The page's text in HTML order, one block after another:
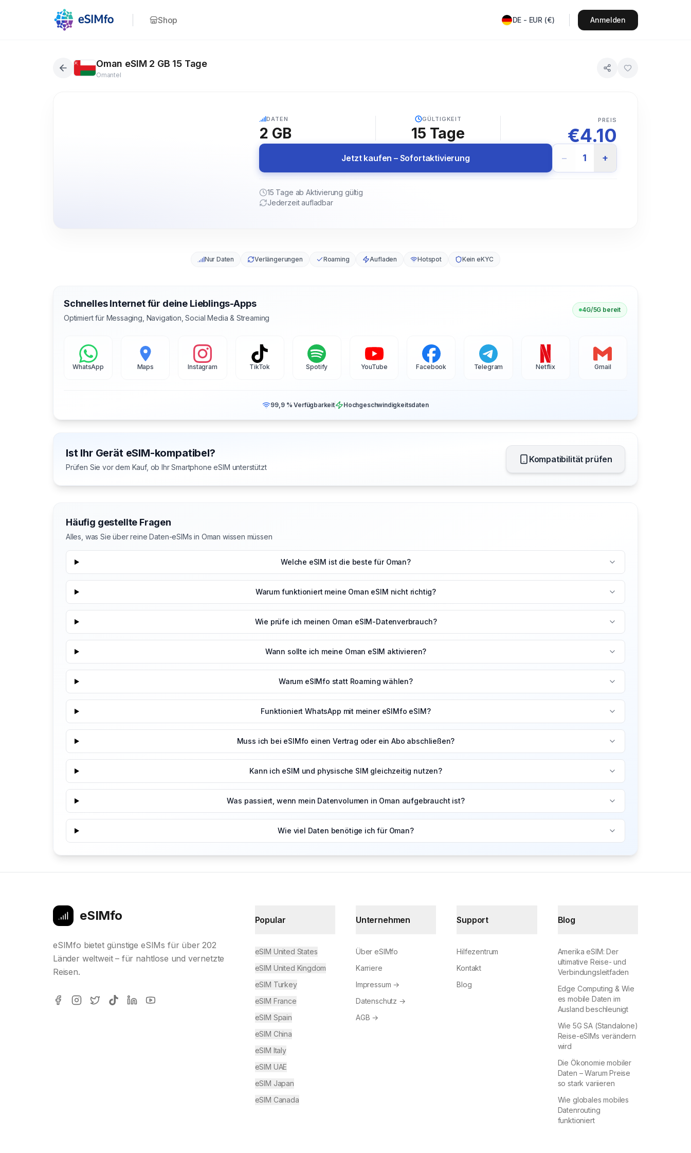
Shop DE - EUR (€) Anmelden
Oman eSIM 2 GB 15 Tage
Omantel
DATEN
2 GB
GÜLTIGKEIT
15 Tage
PREIS
€4.10
Jetzt kaufen – Sofortaktivierung − 1 +
15 Tage ab Aktivierung gültig
Jederzeit aufladbar
Nur Daten Verlängerungen Roaming Aufladen Hotspot Kein eKYC
Schnelles Internet für deine Lieblings-Apps
Optimiert für Messaging, Navigation, Social Media & Streaming
4G/5G bereit
WhatsApp Maps Instagram TikTok Spotify YouTube Facebook Telegram Netflix Gmail
99,9 % Verfügbarkeit Hochgeschwindigkeitsdaten
Ist Ihr Gerät eSIM-kompatibel?
Prüfen Sie vor dem Kauf, ob Ihr Smartphone eSIM unterstützt
Kompatibilität prüfen
Häufig gestellte Fragen
Alles, was Sie über reine Daten-eSIMs in Oman wissen müssen
Welche eSIM ist die beste für Oman?
Warum funktioniert meine Oman eSIM nicht richtig?
Wie prüfe ich meinen Oman eSIM-Datenverbrauch?
Wann sollte ich meine Oman eSIM aktivieren?
Warum eSIMfo statt Roaming wählen?
Funktioniert WhatsApp mit meiner eSIMfo eSIM?
Muss ich bei eSIMfo einen Vertrag oder ein Abo abschließen?
Kann ich eSIM und physische SIM gleichzeitig nutzen?
Was passiert, wenn mein Datenvolumen in Oman aufgebraucht ist?
Wie viel Daten benötige ich für Oman?
eSIMfo
eSIMfo bietet günstige eSIMs für über 202
Länder weltweit – für nahtlose und vernetzte
Reisen.
Popular
eSIM United States
eSIM United Kingdom
eSIM Turkey
eSIM France
eSIM Spain
eSIM China
eSIM Italy
eSIM UAE
eSIM Japan
eSIM Canada
Unternehmen
Über eSIMfo
Karriere
Impressum →
Datenschutz →
AGB →
Support
Hilfezentrum
Kontakt
Blog
Blog
Amerika eSIM: Der
ultimative Reise- und
Verbindungsleitfaden
Edge Computing & Wie
es mobile Daten im
Ausland beschleunigt
Wie 5G SA (Standalone)
Reise-eSIMs verändern
wird
Die Ökonomie mobiler
Daten – Warum Preise
so stark variieren
Wie globales mobiles
Datenrouting
funktioniert